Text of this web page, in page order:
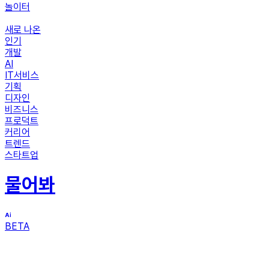
놀이터
새로 나온
인기
개발
AI
IT서비스
기획
디자인
비즈니스
프로덕트
커리어
트렌드
스타트업
물어봐
BETA